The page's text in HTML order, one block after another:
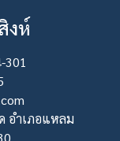
งห์
301
อำเภอแหลม